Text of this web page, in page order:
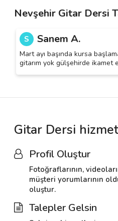
Nevşehir Gitar Dersi
S Sanem A.
Mart ayı başında kursa
gitarım yok gülşehirde ikamet
Gitar Dersi
Profil Oluştur
Fotoğraflarının,
müşteri yorumlarının
oluştur.
Talepler Gelsin